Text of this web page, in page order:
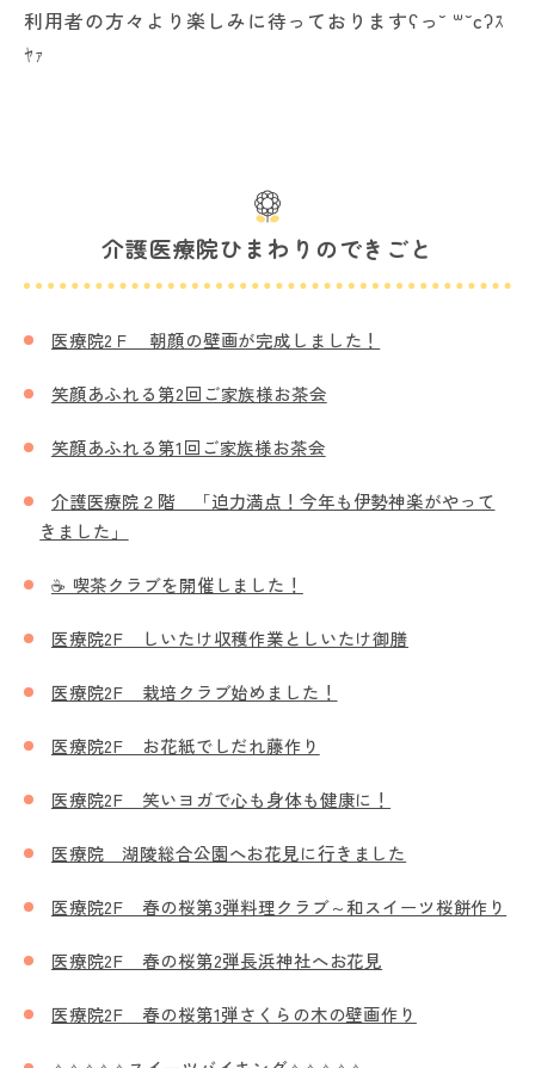
利用者の方々より楽しみに待っておりますʕっ˘ ꒳˘cʔｽ
ﾔｧ
介護医療院ひまわりのできごと
医療院2Ｆ 朝顔の壁画が完成しました！
笑顔あふれる第2回ご家族様お茶会
笑顔あふれる第1回ご家族様お茶会
介護医療院２階 「迫力満点！今年も伊勢神楽がやって
きました」
☕ 喫茶クラブを開催しました！
医療院2F しいたけ収穫作業としいたけ御膳
医療院2F 栽培クラブ始めました！
医療院2F お花紙でしだれ藤作り
医療院2F 笑いヨガで心も身体も健康に！
医療院 湖陵総合公園へお花見に行きました
医療院2F 春の桜第3弾料理クラブ～和スイーツ桜餅作り
医療院2F 春の桜第2弾長浜神社へお花見
医療院2F 春の桜第1弾さくらの木の壁画作り